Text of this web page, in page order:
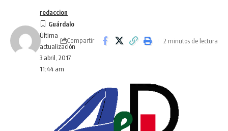
Última
actualización
3 abril, 2017
11:44 am
redaccion
Compartir 2 minutos de lectura